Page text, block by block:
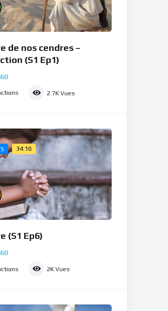
de nos cendres –
(S1 Ep1)
2.7K Vues
34:10
(S1 Ep6)
2K Vues